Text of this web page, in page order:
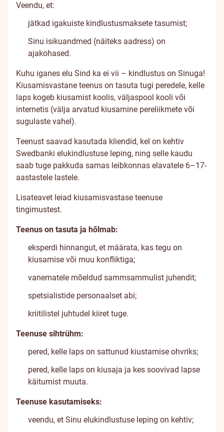
Veendu, et:
jätkad igakuiste kindlustusmaksete tasumist;
Sinu isikuandmed (näiteks aadress) on
ajakohased.
Kuhu iganes elu Sind ka ei vii – kindlustus on Sinuga!
Kiusamisvastane teenus on tasuta tugi peredele, kelle
laps kogeb kiusamist koolis, väljaspool kooli või
internetis (välja arvatud kiusamine pereliikmete või
sugulaste vahel).
Teenust saavad kasutada kliendid, kel on kehtiv
Swedbanki elukindlustuse leping, ning selle kaudu
saab tuge pakkuda samas leibkonnas elavatele 6–17-
aastastele lastele.
Lisateavet leiad kiusamisvastase teenuse
tingimustest.
Teenus on tasuta ja hõlmab:
eksperdi hinnangut, et määrata, kas tegu on
kiusamise või muu konfliktiga;
vanematele mõeldud sammsammulist juhendit;
spetsialistide personaalset abi;
kriitilistel juhtudel kiiret tuge.
Teenuse sihtrühm:
pered, kelle laps on sattunud kiustamise ohvriks;
pered, kelle laps on kiusaja ja kes soovivad lapse
käitumist muuta.
Teenuse kasutamiseks:
veendu, et Sinu elukindlustuse leping on kehtiv;